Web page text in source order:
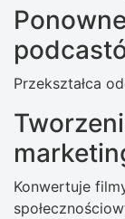
Przekształca
Konwertuje